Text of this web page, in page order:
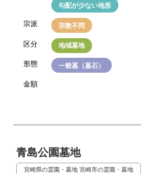
勾配が少ない地形
宗派 宗教不問
区分 地域墓地
形態 一般墓（墓石）
金額
青島公園墓地
宮崎県の霊園・墓地 宮崎市の霊園・墓地